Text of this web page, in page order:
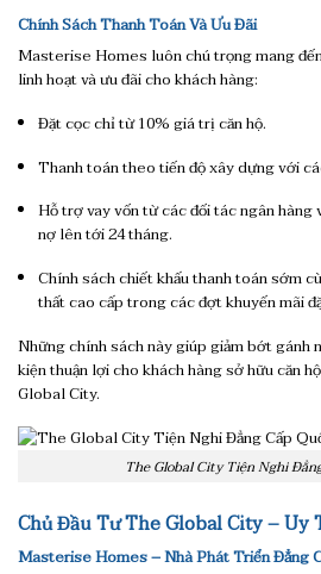
Chính Sách Thanh Toán Và Ưu Đãi
Masterise Homes luôn chú trọng mang
linh hoạt và ưu đãi cho khách hàng:
Đặt cọc chỉ từ 10% giá trị căn hộ.
Thanh toán theo tiến độ xây dựng với
Hỗ trợ vay vốn từ các đối tác ngân hàng
nợ lên tới 24 tháng.
Chính sách chiết khấu thanh toán sớm
thất cao cấp trong các đợt khuyến mãi
Những chính sách này giúp giảm bớt gánh
kiện thuận lợi cho khách hàng sở hữu căn
Global City.
The Global City Tiện Nghi
Chủ Đầu Tư The Global City – Uy
Masterise Homes – Nhà Phát Triển Đẳng